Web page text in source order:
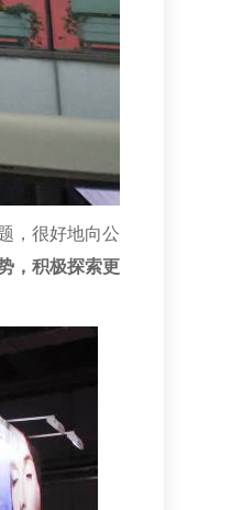
，很好地向公
，积极探索更